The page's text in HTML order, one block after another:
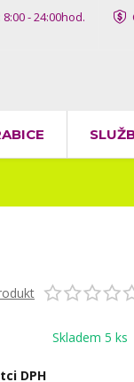
8:00 - 24:00hod.
Skladem 5 ks
DPH